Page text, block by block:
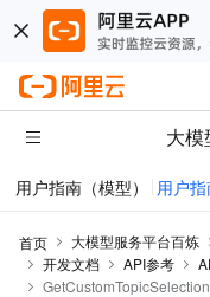
大
用户指南（模型） 用户指
首页 大模型服务平台百炼
开发文档
API参考